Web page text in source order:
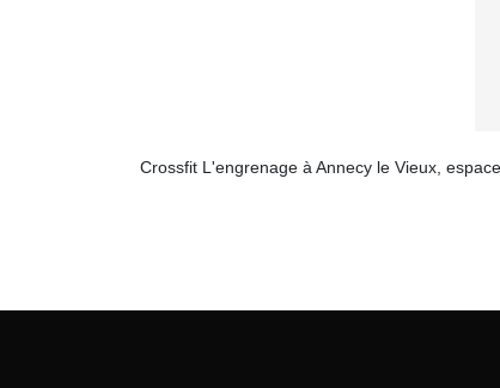
Crossfit L'engrenage à Annecy le Vieux,